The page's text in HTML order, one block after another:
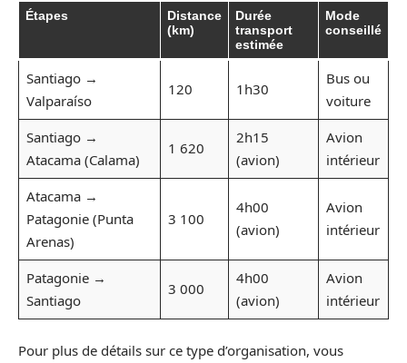
Étapes
Distance
(km)
Durée
transport
estimée
Mode
conseillé
Santiago →
Valparaíso
120 1h30
Bus ou
voiture
Santiago →
Atacama (Calama)
1 620
2h15
(avion)
Avion
intérieur
Atacama →
Patagonie (Punta
Arenas)
3 100
4h00
(avion)
Avion
intérieur
Patagonie →
Santiago
3 000
4h00
(avion)
Avion
intérieur
Pour plus de détails sur ce type d’organisation, vous